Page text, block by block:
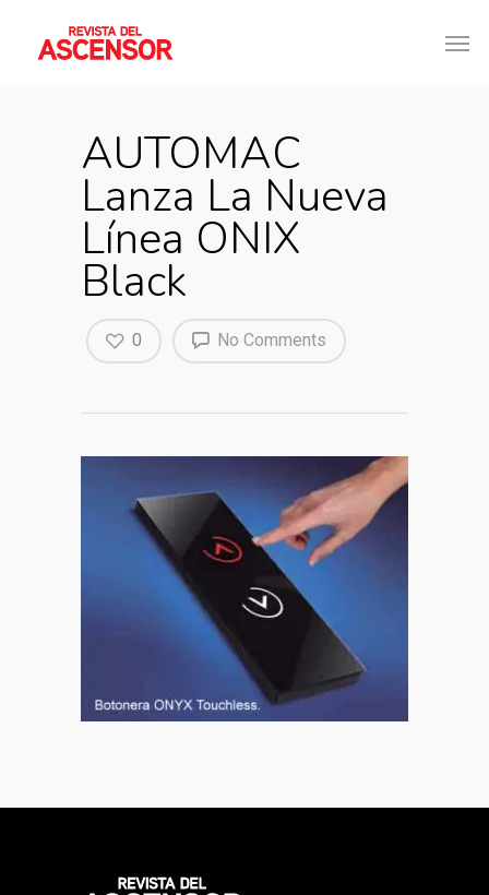
AUTOMAC
Lanza La Nueva
Línea ONIX
Black
No Comments
0